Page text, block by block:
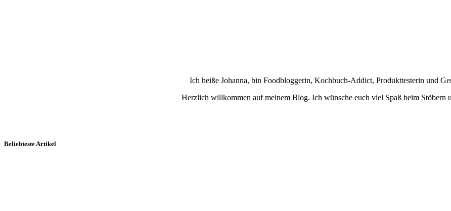
Ich heiße Johanna, bin Foodbloggerin, Kochbuch-Addict, Produkttesterin und
Herzlich willkommen auf meinem Blog. Ich wünsche euch viel Spaß beim Stöbern
Beliebteste Artikel